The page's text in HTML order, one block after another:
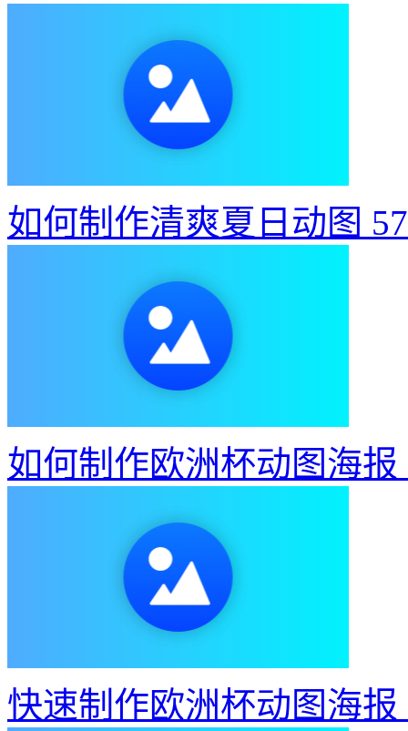
如何制作清爽夏日动图
如何制作欧洲杯动图海报
快速制作欧洲杯动图海报